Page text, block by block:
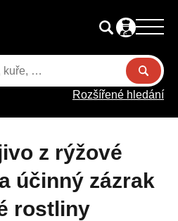
Rozšířené hledání
účinný zázrak
rostliny